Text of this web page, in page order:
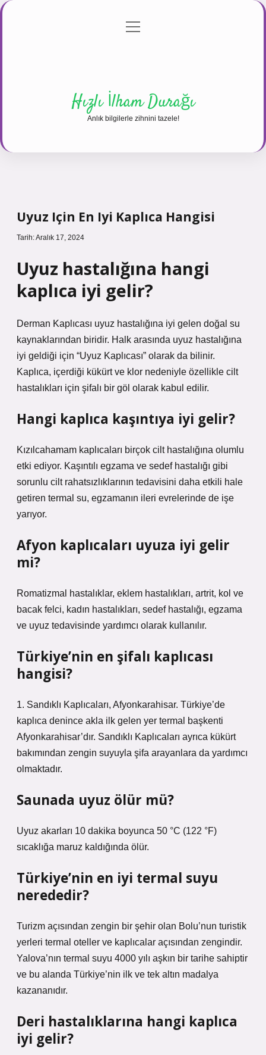
Gizlilik Politikası
menüyü
Hızlı İlham Durağı
Anlık bilgilerle zihnini tazele!
Uyuz Için En Iyi Kaplıca Hangisi
Tarih: Aralık 17, 2024
Uyuz hastalığına hangi
kaplıca iyi gelir?
Derman Kaplıcası uyuz hastalığına iyi gelen doğal su
kaynaklarından biridir. Halk arasında uyuz hastalığına
iyi geldiği için “Uyuz Kaplıcası” olarak da bilinir.
Kaplıca, içerdiği kükürt ve klor nedeniyle özellikle cilt
hastalıkları için şifalı bir göl olarak kabul edilir.
Hangi kaplıca kaşıntıya iyi gelir?
Kızılcahamam kaplıcaları birçok cilt hastalığına olumlu
etki ediyor. Kaşıntılı egzama ve sedef hastalığı gibi
sorunlu cilt rahatsızlıklarının tedavisini daha etkili hale
getiren termal su, egzamanın ileri evrelerinde de işe
yarıyor.
Afyon kaplıcaları uyuza iyi gelir
mi?
Romatizmal hastalıklar, eklem hastalıkları, artrit, kol ve
bacak felci, kadın hastalıkları, sedef hastalığı, egzama
ve uyuz tedavisinde yardımcı olarak kullanılır.
Türkiye’nin en şifalı kaplıcası
hangisi?
1. Sandıklı Kaplıcaları, Afyonkarahisar. Türkiye’de
kaplıca denince akla ilk gelen yer termal başkenti
Afyonkarahisar’dır. Sandıklı Kaplıcaları ayrıca kükürt
bakımından zengin suyuyla şifa arayanlara da yardımcı
olmaktadır.
Saunada uyuz ölür mü?
Uyuz akarları 10 dakika boyunca 50 °C (122 °F)
sıcaklığa maruz kaldığında ölür.
Türkiye’nin en iyi termal suyu
nerededir?
Turizm açısından zengin bir şehir olan Bolu’nun turistik
yerleri termal oteller ve kaplıcalar açısından zengindir.
Yalova’nın termal suyu 4000 yılı aşkın bir tarihe sahiptir
ve bu alanda Türkiye’nin ilk ve tek altın madalya
kazananıdır.
Deri hastalıklarına hangi kaplıca
iyi gelir?